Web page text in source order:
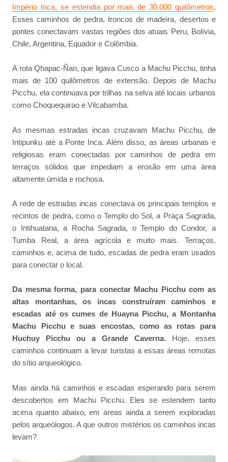
Império Inca, se estendia por mais de 30.000 quilômetros.
Esses caminhos de pedra, troncos de madeira, desertos e
pontes conectavam vastas regiões dos atuais Peru, Bolívia,
Chile, Argentina, Equador e Colômbia.
A rota Qhapac-Ñan, que ligava Cusco a Machu Picchu, tinha
mais de 100 quilômetros de extensão. Depois de Machu
Picchu, ela continuava por trilhas na selva até locais urbanos
como Choquequirao e Vilcabamba.
As mesmas estradas incas cruzavam Machu Picchu, de
Intipunku até a Ponte Inca. Além disso, as áreas urbanas e
religiosas eram conectadas por caminhos de pedra em
terraços sólidos que impediam a erosão em uma área
altamente úmida e rochosa.
A rede de estradas incas conectava os principais templos e
recintos de pedra, como o Templo do Sol, a Praça Sagrada,
o Intihuatana, a Rocha Sagrada, o Templo do Condor, a
Tumba Real, a área agrícola e muito mais. Terraços,
caminhos e, acima de tudo, escadas de pedra eram usados
para conectar o local.
Da mesma forma, para conectar Machu Picchu com as
altas montanhas, os incas construíram caminhos e
escadas até os cumes de Huayna Picchu, a Montanha
Machu Picchu e suas encostas, como as rotas para
Huchuy Picchu ou a Grande Caverna.Hoje, esses
caminhos continuam a levar turistas a essas áreas remotas
do sítio arqueológico.
Mas ainda há caminhos e escadas esperando para serem
descobertos em Machu Picchu. Eles se estendem tanto
acima quanto abaixo, em áreas ainda a serem exploradas
pelos arqueólogos. A que outros mistérios os caminhos incas
levam?